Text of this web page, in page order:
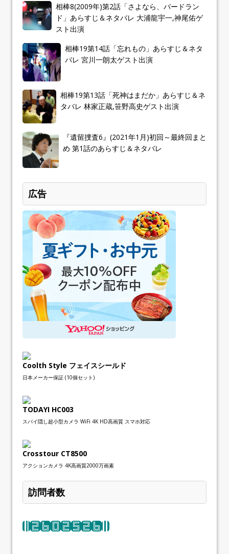
相棒8(2009年)第2話「さよなら、バードラン
ド」あらすじ＆ネタバレ 大浦龍宇一,神尾佑ゲ
スト出演
相棒19第14話「忘れもの」あらすじ＆ネタ
バレ 宮川一朗太ゲスト出演
相棒19第13話「死神はまだか」あらすじ＆ネ
タバレ 林家正蔵,笹野高史ゲスト出演
『遺留捜査6』(2021年1月)初回～最終回まと
め 第1話のあらすじ＆ネタバレ
広告
Coolth Style フェイスシールド
日本メーカー保証 (10個セット)
TODAYI HC003
スパイ隠し超小型カメラ WiFi 4K HD高画質 スマホ対応
Crosstour CT8500
アクションカメラ 4K高画質2000万画素
訪問者数